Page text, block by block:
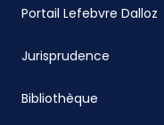
Portail Lefebvre Dalloz
Jurisprudence
Bibliothèque